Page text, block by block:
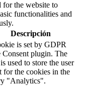
for the website to
functionalities and
Descripción
is set by GDPR
Consent plugin. The
used to store the user
for the cookies in the
"Analytics".